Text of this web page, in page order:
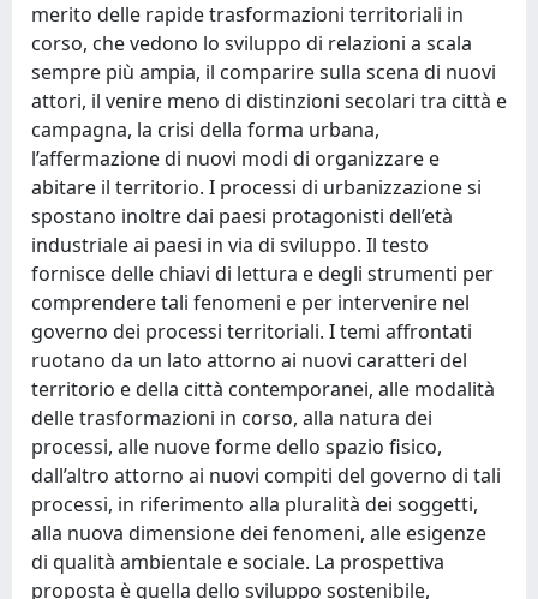
merito delle rapide trasformazioni territoriali in
corso, che vedono lo sviluppo di relazioni a scala
sempre più ampia, il comparire sulla scena di nuovi
attori, il venire meno di distinzioni secolari tra città e
campagna, la crisi della forma urbana,
l’affermazione di nuovi modi di organizzare e
abitare il territorio. I processi di urbanizzazione si
spostano inoltre dai paesi protagonisti dell’età
industriale ai paesi in via di sviluppo. Il testo
fornisce delle chiavi di lettura e degli strumenti per
comprendere tali fenomeni e per intervenire nel
governo dei processi territoriali. I temi affrontati
ruotano da un lato attorno ai nuovi caratteri del
territorio e della città contemporanei, alle modalità
delle trasformazioni in corso, alla natura dei
processi, alle nuove forme dello spazio fisico,
dall’altro attorno ai nuovi compiti del governo di tali
processi, in riferimento alla pluralità dei soggetti,
alla nuova dimensione dei fenomeni, alle esigenze
di qualità ambientale e sociale. La prospettiva
proposta è quella dello sviluppo sostenibile,